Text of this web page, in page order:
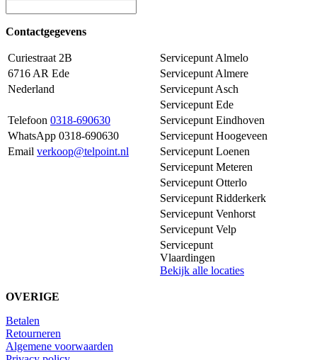
Contactgegevens
Curiestraat 2B
Servicepunt Almelo
6716 AR Ede
Servicepunt Almere
Nederland
Servicepunt Asch
Servicepunt Ede
Telefoon 0318-690630
Servicepunt Eindhoven
WhatsApp 0318-690630
Servicepunt Hoogeveen
Email verkoop@telpoint.nl
Servicepunt Loenen
Servicepunt Meteren
Servicepunt Otterlo
Servicepunt Ridderkerk
Servicepunt Venhorst
Servicepunt Velp
Servicepunt
Vlaardingen
Bekijk alle locaties
OVERIGE
Betalen
Retourneren
Algemene voorwaarden